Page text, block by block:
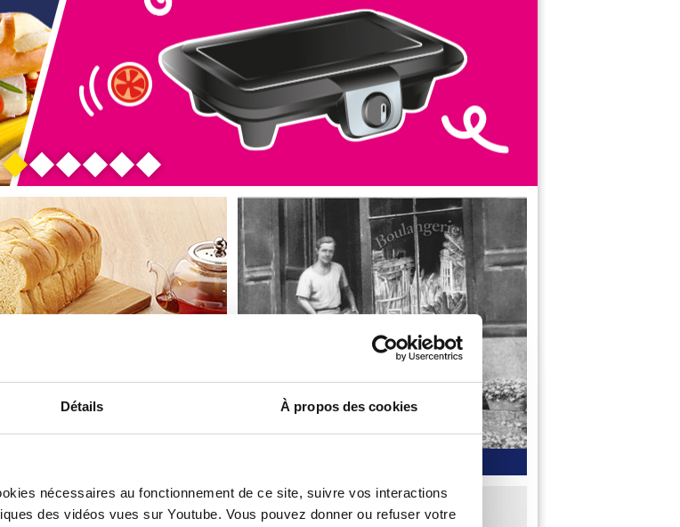
Détails À propos des cookies
nécessaires au fonctionnement de ce site, suivre vos interactions
des vidéos vues sur Youtube. Vous pouvez donner ou refuser votre